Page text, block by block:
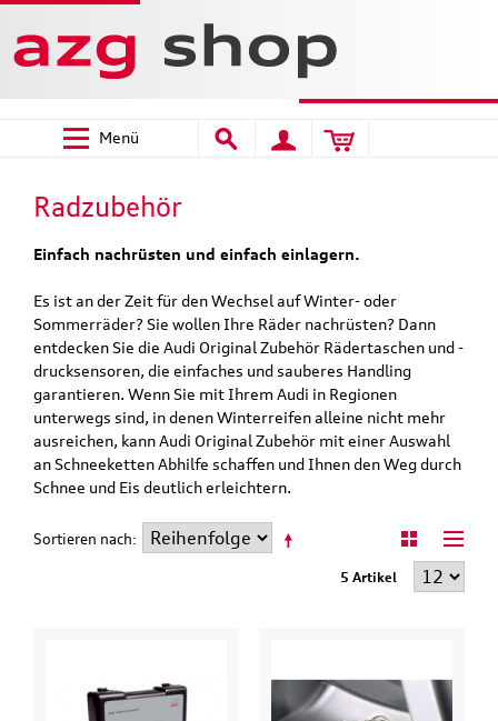
Menü
Radzubehör
Einfach nachrüsten und einfach einlagern.
Es ist an der Zeit für den Wechsel auf Winter- oder
Sommerräder? Sie wollen Ihre Räder nachrüsten? Dann
entdecken Sie die Audi Original Zubehör Rädertaschen und -
drucksensoren, die einfaches und sauberes Handling
garantieren. Wenn Sie mit Ihrem Audi in Regionen
unterwegs sind, in denen Winterreifen alleine nicht mehr
ausreichen, kann Audi Original Zubehör mit einer Auswahl
an Schneeketten Abhilfe schaffen und Ihnen den Weg durch
Schnee und Eis deutlich erleichtern.
Sortieren nach
5 Artikel